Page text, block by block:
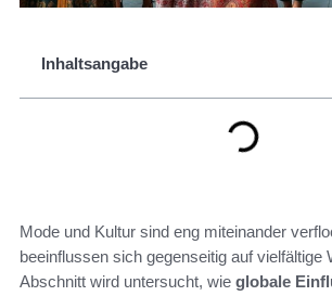
Inhaltsangabe
Mode und Kultur sind eng miteinander
beeinflussen sich gegenseitig auf vielfältige
Abschnitt wird untersucht, wie globale